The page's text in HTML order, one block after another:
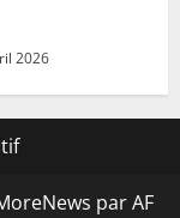
2026
par AF